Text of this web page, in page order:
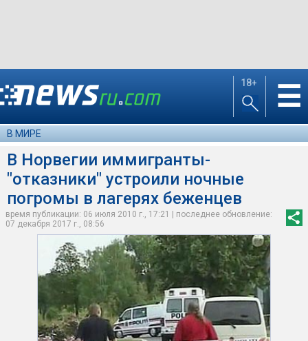
18+ ☰
В МИРЕ
В Норвегии иммигранты-
"отказники" устроили ночные
погромы в лагерях беженцев
время публикации: 06 июля 2010 г., 17:21 | последнее обновление:
07 декабря 2017 г., 08:56